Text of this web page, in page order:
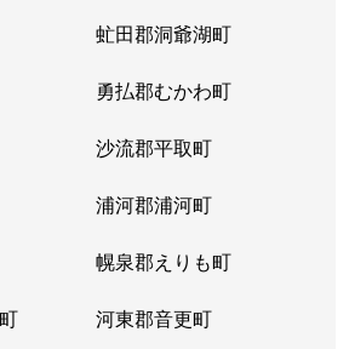
虻田郡洞爺湖町
勇払郡むかわ町
沙流郡平取町
浦河郡浦河町
幌泉郡えりも町
河東郡音更町